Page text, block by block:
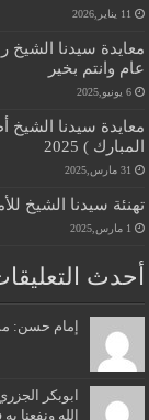
11 يناير,2026
عام وانتم بخير
6 يونيو,2025
معايدة سيدنا الشيخ
المبارك ) 2025
31 مارس,2025
تهنئة سيدنا الشيخ
1 مارس,2025
أحدث
إمام حسن:
ابوبكر
الله ونفعنا